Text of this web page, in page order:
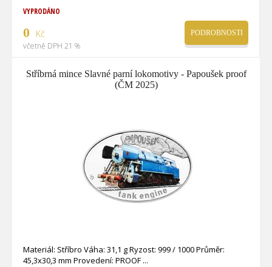
VYPRODÁNO
0 Kč
včetně DPH 21 %
PODROBNOSTI
Stříbrná mince Slavné parní lokomotivy - Papoušek proof
(ČM 2025)
Materiál: Stříbro Váha: 31,1 g Ryzost: 999 / 1000 Průměr:
45,3x30,3 mm Provedení: PROOF